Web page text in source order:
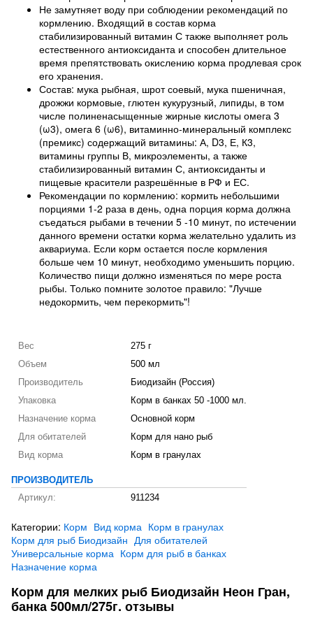
Не замутняет воду при соблюдении рекомендаций по
кормлению. Входящий в состав корма
стабилизированный витамин С также выполняет роль
естественного антиоксиданта и способен длительное
время препятствовать окислению корма продлевая срок
его хранения.
Состав: мука рыбная, шрот соевый, мука пшеничная,
дрожжи кормовые, глютен кукурузный, липиды, в том
числе полиненасыщенные жирные кислоты омега 3
(ω3), омега 6 (ω6), витаминно-минеральный комплекс
(премикс) содержащий витамины: А, D3, Е, К3,
витамины группы В, микроэлементы, а также
стабилизированный витамин С, антиоксиданты и
пищевые красители разрешённые в РФ и ЕС.
Рекомендации по кормлению: кормить небольшими
порциями 1-2 раза в день, одна порция корма должна
съедаться рыбами в течении 5 -10 минут, по истечении
данного времени остатки корма желательно удалить из
аквариума. Если корм остается после кормления
больше чем 10 минут, необходимо уменьшить порцию.
Количество пищи должно изменяться по мере роста
рыбы. Только помните золотое правило: "Лучше
недокормить, чем перекормить"!
Вес
275 г
Объем
500 мл
Производитель
Биодизайн (Россия)
Упаковка
Корм в банках 50 -1000 мл.
Назначение корма
Основной корм
Для обитателей
Корм для нано рыб
Вид корма
Корм в гранулах
ПРОИЗВОДИТЕЛЬ
Артикул:
911234
Категории: Корм Вид корма Корм в гранулах
Корм для рыб Биодизайн Для обитателей
Универсальные корма Корм для рыб в банках
Назначение корма
Корм для мелких рыб Биодизайн Неон Гран,
банка 500мл/275г. отзывы